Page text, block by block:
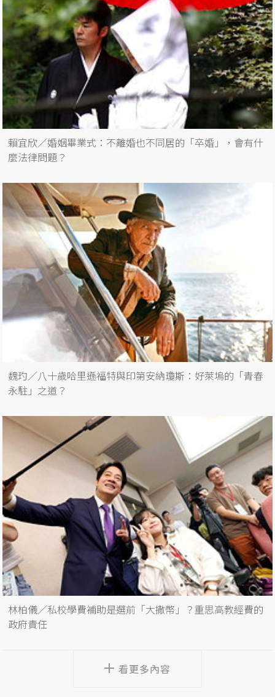
賴宜欣／婚姻畢業式：不離婚也不同居的「卒婚」，會有什
麼法律問題？
魏玓／八十歲哈里遜福特與印第安納瓊斯：好萊塢的「青春
永駐」之道？
林柏儀／私校學費補助是選前「大撒幣」？重思高教經費的
政府責任
看更多內容